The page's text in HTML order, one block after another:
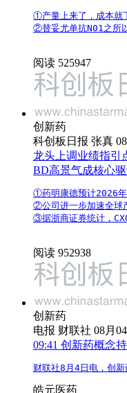
①产量上来了，成本就
②替妥尤单抗N01之所
阅读 525947
创新药
科创板日报 张真
龙头上调业绩指引
BD高景气成核心
①药明康德预计2026
②公司进一步加速全球
③据浙商证券统计，
阅读 952938
创新药
电报 财联社 08月
09:41 创新药概念
财联社8月4日电，创
皓元医药